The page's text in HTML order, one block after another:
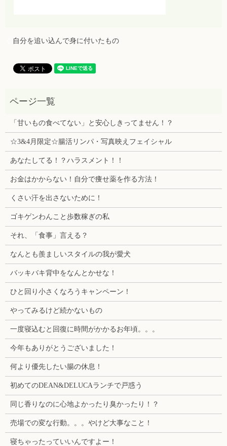
自分を追い込んで身に付いたもの
「甘いもの食べてない」と安心しきってません！？
☆3&4月限定☆腸活リンパ・写真映えフェイシャル
あなたしてる！？ハラスメント！！
お金はかからない！自分で痩せ薬を作る方法！
くさい汗を出さないために！
ゴキゲンわんこと歩数稼ぎの私
それ、「食事」言える？
なんとも羨ましいスタイルの我が愛犬
バッキバキ背中をなんとかせな！
ひと回り小さくなろうキャンペーン！
やってみるけど続かないもの
一度寝込むと回復に時間がかかるお年頃。。。
今年もありがとうございました！
何より優先したい腸の休息！
初めてのDEAN&DELUCAランチで戸惑う
同じ香りなのに心地よかったり臭かったり！？
売場での変な行動。。。やけど大事なこと！
寝ちゃったっていいんですよー！